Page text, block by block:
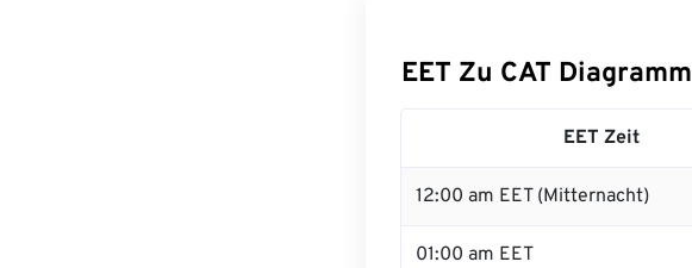
EET Zu CAT Diagramm
EET Zeit
12:00 am EET (Mitternacht)
01:00 am EET